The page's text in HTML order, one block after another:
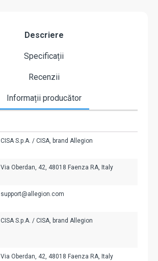
Descriere
Specificații
Recenzii
Informații producător
CISA S.p.A. / CISA, brand Allegion
Via Oberdan, 42, 48018 Faenza RA, Italy
support@allegion.com
CISA S.p.A. / CISA, brand Allegion
Via Oberdan, 42, 48018 Faenza RA, Italy